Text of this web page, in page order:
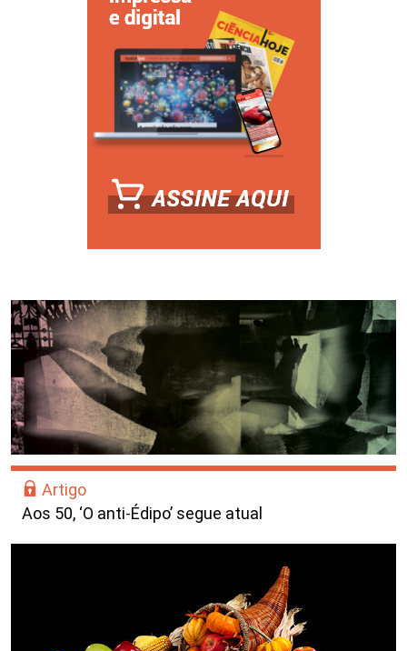
Artigo
Aos 50, ‘O anti-Édipo’ segue atual